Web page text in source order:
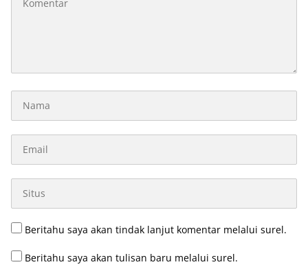
Beritahu saya akan tindak lanjut komentar melalui surel.
Beritahu saya akan tulisan baru melalui surel.